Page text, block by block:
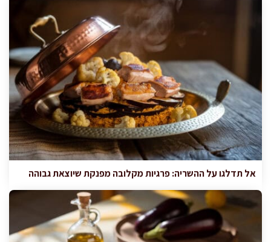
אל תדלגו על ההשריה: פרגיות מקלובה מפנקת שיוצאת גבוהה